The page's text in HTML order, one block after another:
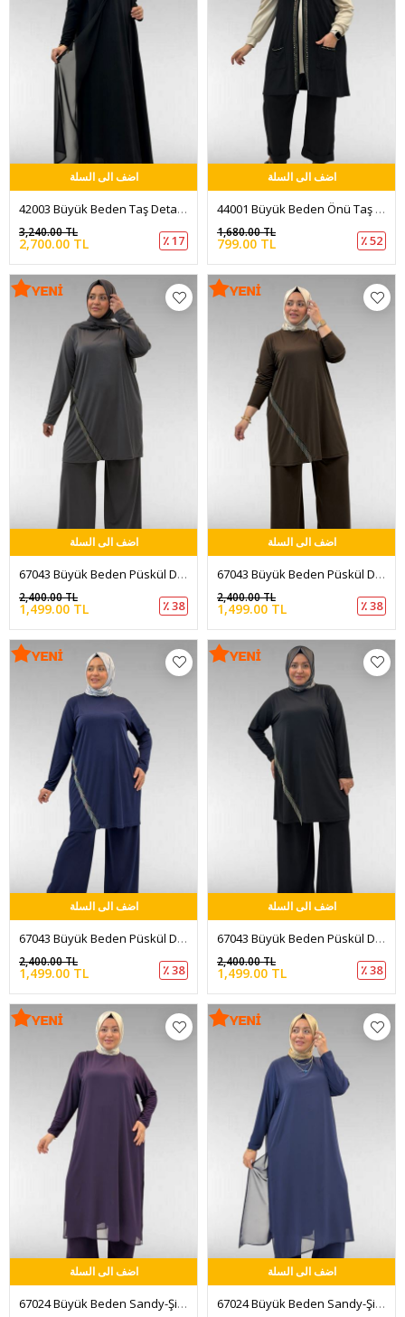
اضف الى السلة
42003 Büyük Beden Taş Detaylı Sandy-Şifon Elbise - Siyah
2,700.00 TL
3,240.00 TL
٪ 17
اضف الى السلة
44001 Büyük Beden Önü Taş Detaylı Sandy Yelek - Siyah
799.00 TL
1,680.00 TL
٪ 52
اضف الى السلة
67043 Büyük Beden Püskül Detaylı Sandy Pantolonlu Takım - Antrasit
1,499.00 TL
2,400.00 TL
٪ 38
اضف الى السلة
67043 Büyük Beden Püskül Detaylı Sandy Pantolonlu Takım - Kahve
1,499.00 TL
2,400.00 TL
٪ 38
اضف الى السلة
67043 Büyük Beden Püskül Detaylı Sandy Pantolonlu Takım - Lacivert
1,499.00 TL
2,400.00 TL
٪ 38
اضف الى السلة
67043 Büyük Beden Püskül Detaylı Sandy Pantolonlu Takım - Siyah
1,499.00 TL
2,400.00 TL
٪ 38
اضف الى السلة
67024 Büyük Beden Sandy-Şifon Takım - Mürdüm
اضف الى السلة
67024 Büyük Beden Sandy-Şifon Takım - Lacivert